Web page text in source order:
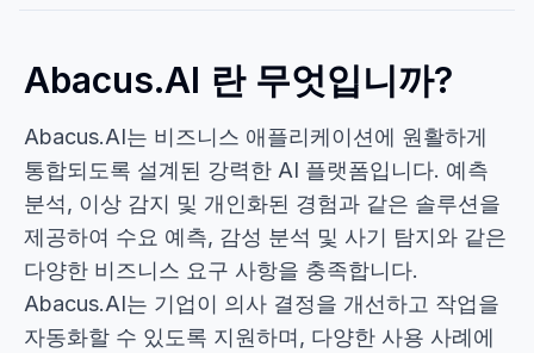
Abacus.AI 란 무엇입니까?
Abacus.AI는 비즈니스 애플리케이션에 원활하게
통합되도록 설계된 강력한 AI 플랫폼입니다. 예측
분석, 이상 감지 및 개인화된 경험과 같은 솔루션을
제공하여 수요 예측, 감성 분석 및 사기 탐지와 같은
다양한 비즈니스 요구 사항을 충족합니다.
Abacus.AI는 기업이 의사 결정을 개선하고 작업을
자동화할 수 있도록 지원하며, 다양한 사용 사례에